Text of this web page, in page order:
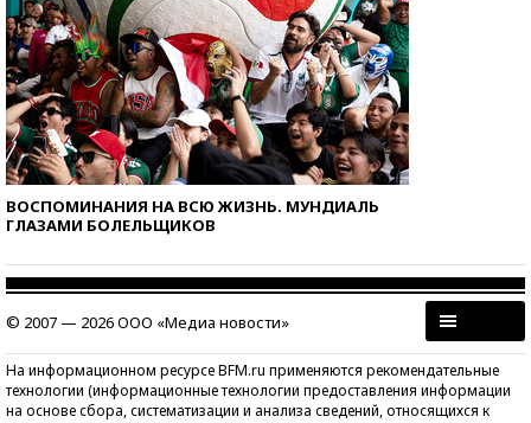
ВОСПОМИНАНИЯ НА ВСЮ ЖИЗНЬ. МУНДИАЛЬ
ГЛАЗАМИ БОЛЕЛЬЩИКОВ
© 2007 — 2026 ООО «Медиа новости»
На информационном ресурсе BFM.ru применяются рекомендательные
технологии (информационные технологии предоставления информации
на основе сбора, систематизации и анализа сведений, относящихся к